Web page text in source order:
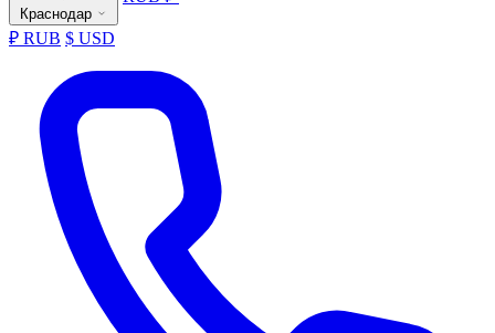
Краснодар
₽ RUB $ USD